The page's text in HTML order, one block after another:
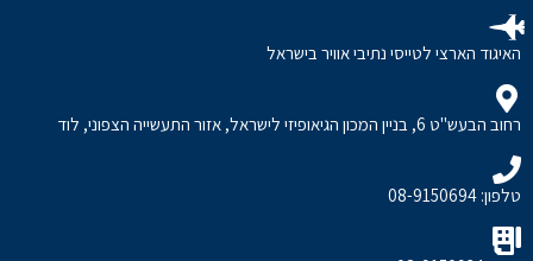
האיגוד הארצי לטייסי נתיבי אוויר בישראל
רחוב הבעש"ט 6, בניין המכון הגיאופיזי לישראל, אזור התעשייה הצפוני, לוד
טלפון: 08-9150694